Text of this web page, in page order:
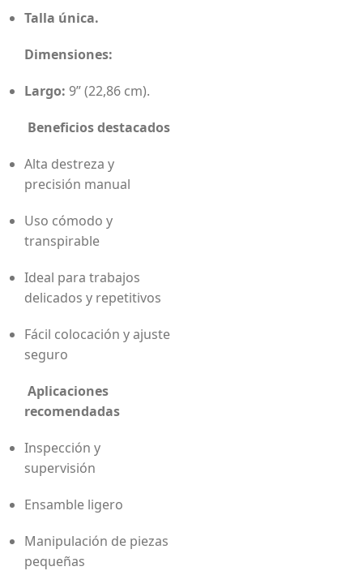
Talla única.
Dimensiones:
Largo: 9” (22,86 cm).
Beneficios destacados
Alta destreza y
precisión manual
Uso cómodo y
transpirable
Ideal para trabajos
delicados y repetitivos
Fácil colocación y ajuste
seguro
Aplicaciones
recomendadas
Inspección y
supervisión
Ensamble ligero
Manipulación de piezas
pequeñas